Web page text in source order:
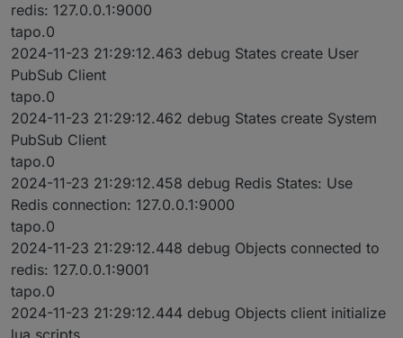
redis: 127.0.0.1:9000
tapo.0
2024-11-23 21:29:12.463 debug States create User
PubSub Client
tapo.0
2024-11-23 21:29:12.462 debug States create System
PubSub Client
tapo.0
2024-11-23 21:29:12.458 debug Redis States: Use
Redis connection: 127.0.0.1:9000
tapo.0
2024-11-23 21:29:12.448 debug Objects connected to
redis: 127.0.0.1:9001
tapo.0
2024-11-23 21:29:12.444 debug Objects client initialize